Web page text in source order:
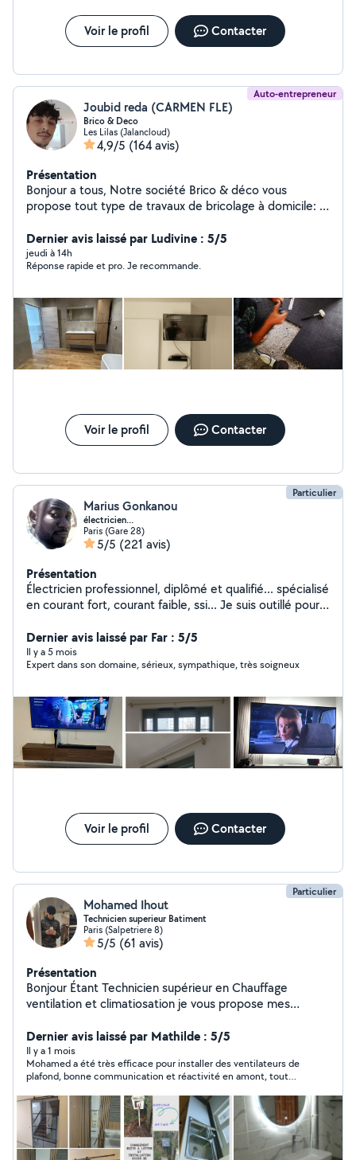
Voir le profil Contacter
Auto-entrepreneur
Joubid reda (CARMEN FLE)
Brico & Deco
Les Lilas (Jalancloud)
4,9/5 (164 avis)
Présentation
Bonjour a tous, Notre société Brico & déco vous
propose tout type de travaux de bricolage à domicile: -
Décoration intérieur (fixation d'étagère, tableau, miroir
etc...) -Électricité (installation de luminaire, prise,
interrupteur etc...) -Plomberie (tuyauterie PVC,
peint - Pose de carrelage - Jardinage ( nettoyage de
terrasse, pose et construction de terrasse en bois ou
en PVC..) -Tout autre travaux (j'étudie toutes les
demandes). Tarif: Sur devis Carmen et Reda
Brico&déco
Dernier avis laissé par Ludivine : 5/5
jeudi à 14h
Réponse rapide et pro. Je recommande.
Voir le profil Contacter
Particulier
Marius Gonkanou
électricien...
Paris (Gare 28)
5/5 (221 avis)
Présentation
Électricien professionnel, diplômé et qualifié... spécialisé
en courant fort, courant faible, ssi... Je suis outillé pour
soit exécuté selon les normes du métier, je suis sérieux
,ponctuel et aime atteindre mon objectif... Outre le
volet électricité je fais aussi dans la fixation des
fixation murale...
Dernier avis laissé par Far : 5/5
Il y a 5 mois
Expert dans son domaine, sérieux, sympathique, très soigneux
Voir le profil Contacter
Particulier
Mohamed Ihout
Technicien superieur Batiment
Paris (Salpetriere 8)
5/5 (61 avis)
Présentation
Bonjour Étant Technicien supérieur en Chauffage
ventilation et climatiosation je vous propose mes
résoudre tout vos problèmes. Merci
Dernier avis laissé par Mathilde : 5/5
Il y a 1 mois
Mohamed a été très efficace pour installer des ventilateurs de
plafond, bonne communication et réactivité en amont, tout